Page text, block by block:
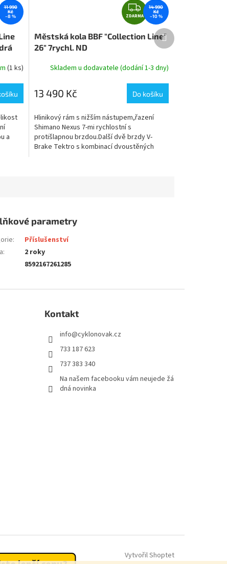
11 990
Kč
–8 %
(1 ks)
a
Z
D
A
R
A
ZDARMA
14 990
Kč
–10 %
Městská kola BBF "Collection Line"
26" 7rychl. ND
Skladem u dodavatele (dodání 1-3 dny)
13 490 Kč Do košíku
Hlinikový rám s nižším nástupem,řazení
Shimano Nexus 7-mi rychlostní s
protišlapnou brzdou.Další dvě brzdy V-
Brake Tektro s kombinací dvoustěných
Další
produkt
parametry
:
Příslušenství
:
2 roky
8592167261285
Kontakt
info@cyklonovak.cz
733 187 623
737 383 340
Na našem facebooku vám neujede žá
dná novinka
Vytvořil Shoptet